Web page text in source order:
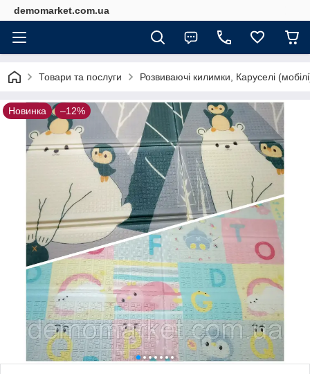
demomarket.com.ua
Товари та послуги Розвиваючі килимки, Каруселі
Новинка –12%